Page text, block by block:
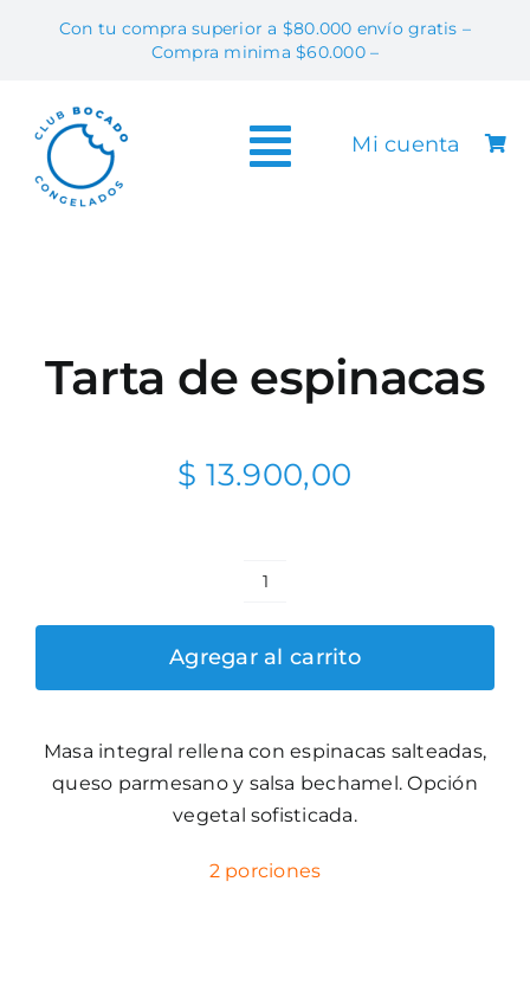
Con tu compra superior a $80.000 envío gratis –
Compra minima $60.000 –
ToggleMi cuenta
Tarta de espinacas
$ 13.900,00
de
espinacas
cantidad
Agregar al carrito
Masa integral rellena con espinacas salteadas,
queso parmesano y salsa bechamel. Opción
vegetal sofisticada.
2 porciones